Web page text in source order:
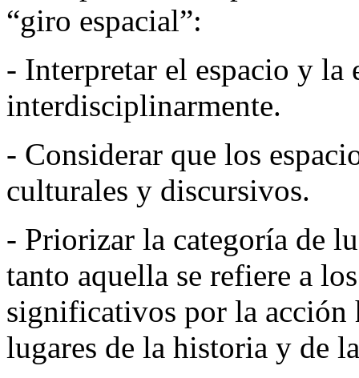
“giro espacial”:
- Interpretar el espacio y la
interdisciplinarmente.
- Considerar que los
culturales y discursivos.
- Priorizar la categoría de
tanto aquella se refiere a
significativos por la acción
lugares de la historia y de